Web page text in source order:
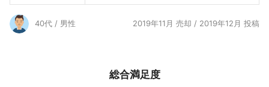
40代 / 男性 2019年11月 売却 / 2019年12月 投稿
総合満足度